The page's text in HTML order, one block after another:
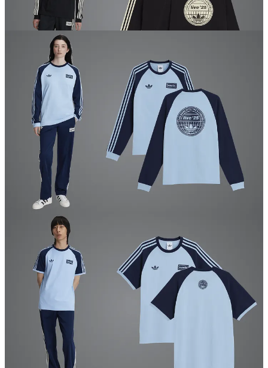
Compartilhar
Próximo
Discussão sobre este post
Comentários Restacks
Principais Mais recentes